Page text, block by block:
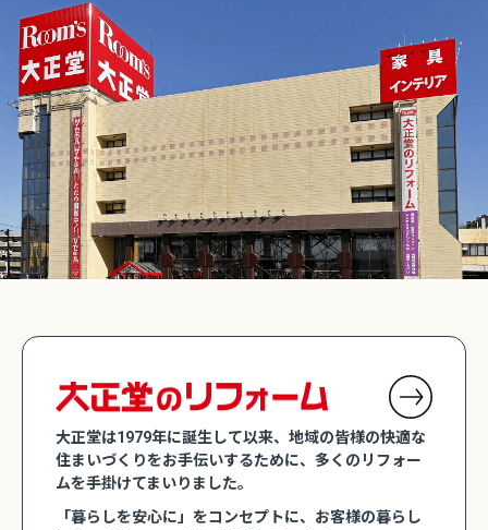
大正堂は1979年に誕生して以来、地域の皆様の快適な
住まいづくりをお手伝いするために、多くのリフォー
ムを手掛けてまいりました。
「暮らしを安心に」をコンセプトに、お客様の暮らし